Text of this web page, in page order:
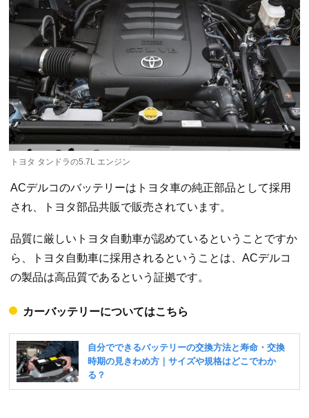
トヨタ タンドラの5.7L エンジン
ACデルコのバッテリーはトヨタ車の純正部品として採用
され、トヨタ部品共販で販売されています。
品質に厳しいトヨタ自動車が認めているということですか
ら、トヨタ自動車に採用されるということは、ACデルコ
の製品は高品質であるという証拠です。
カーバッテリーについてはこちら